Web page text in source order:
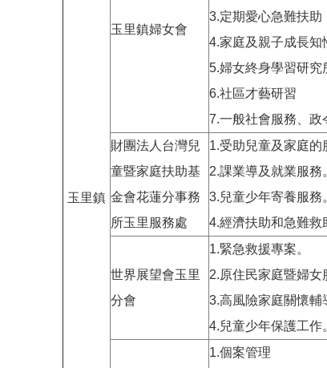
玉里鎮
玉里鎮婦女會
3.定期愛心急難扶助
4.家庭及親子成長知
5.婦女終身學習研究
6.社區才藝研習
7.一般社會服務、政
財團法人台灣兒
童暨家庭扶助基
金會花蓮分事務
所玉里服務處
1.受助兒童及家庭的
2.課業導及就業服務
3.兒童少年寄養服務
4.經濟扶助和急難救
世界展望會玉里
分會
1.緊急救援專案。
2.原住民家庭暨婦女
3.高風險家庭關懷輔
4.兒童少年保護工作
1.個案管理